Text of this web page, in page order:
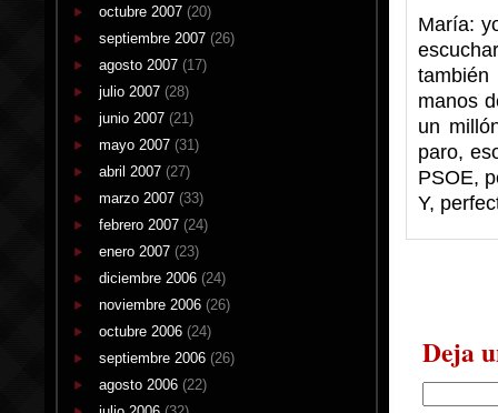
octubre 2007 (20)
septiembre 2007 (26)
agosto 2007 (17)
julio 2007 (28)
junio 2007 (21)
mayo 2007 (31)
abril 2007 (27)
marzo 2007 (33)
febrero 2007 (24)
enero 2007 (23)
diciembre 2006 (24)
noviembre 2006 (26)
octubre 2006 (24)
septiembre 2006 (26)
agosto 2006 (22)
María:
manos
un
paro,
PSOE,
Y,
Deja